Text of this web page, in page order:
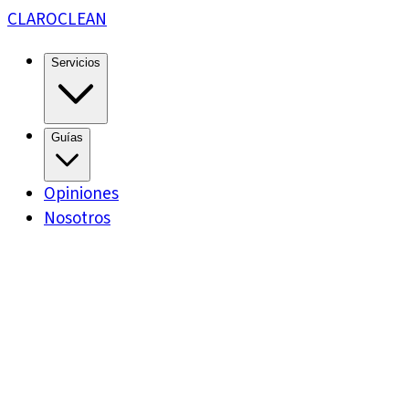
CLAROCLEAN
Servicios
Guías
Opiniones
Nosotros